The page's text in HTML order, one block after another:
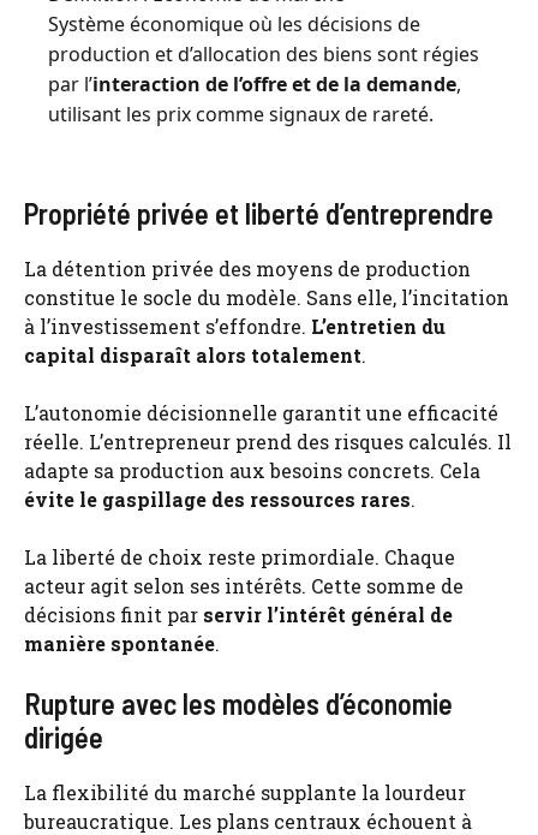
Système économique où les décisions de
production et d’allocation des biens sont régies
par l’interaction de l’offre et de la demande,
utilisant les prix comme signaux de rareté.
Propriété privée et liberté d’entreprendre
La détention privée des moyens de production
constitue le socle du modèle. Sans elle, l’incitation
à l’investissement s’effondre. L’entretien du
capital disparaît alors totalement.
L’autonomie décisionnelle garantit une efficacité
réelle. L’entrepreneur prend des risques calculés. Il
adapte sa production aux besoins concrets. Cela
évite le gaspillage des ressources rares.
La liberté de choix reste primordiale. Chaque
acteur agit selon ses intérêts. Cette somme de
décisions finit par servir l’intérêt général de
manière spontanée.
Rupture avec les modèles d’économie
dirigée
La flexibilité du marché supplante la lourdeur
bureaucratique. Les plans centraux échouent à